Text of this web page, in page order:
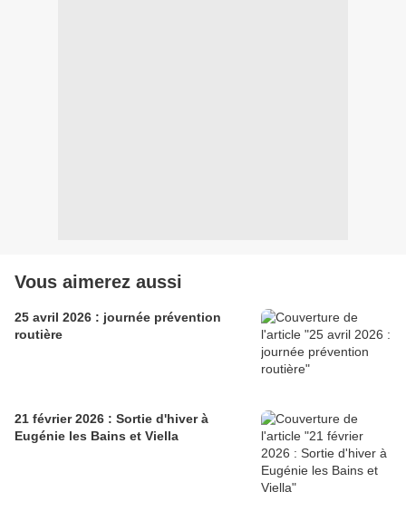
Vous aimerez aussi
25 avril 2026 : journée prévention
routière
21 février 2026 : Sortie d'hiver à
Eugénie les Bains et Viella